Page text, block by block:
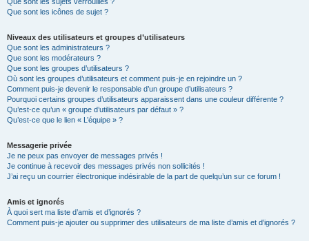
Que sont les icônes de sujet ?
Niveaux des utilisateurs et groupes d’utilisateurs
Que sont les administrateurs ?
Que sont les modérateurs ?
Que sont les groupes d’utilisateurs ?
Où sont les groupes d’utilisateurs et comment puis-je en rejoindre un ?
Comment puis-je devenir le responsable d’un groupe d’utilisateurs ?
Pourquoi certains groupes d’utilisateurs apparaissent dans une couleur différente ?
Qu’est-ce qu’un « groupe d’utilisateurs par défaut » ?
Qu’est-ce que le lien « L’équipe » ?
Messagerie privée
Je ne peux pas envoyer de messages privés !
Je continue à recevoir des messages privés non sollicités !
J’ai reçu un courrier électronique indésirable de la part de quelqu’un sur ce forum !
Amis et ignorés
À quoi sert ma liste d’amis et d’ignorés ?
Comment puis-je ajouter ou supprimer des utilisateurs de ma liste d’amis et d’ignorés ?